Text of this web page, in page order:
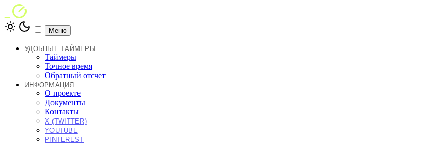
Меню
УДОБНЫЕ ТАЙМЕРЫ
Таймеры
Точное время
Обратный отсчет
ИНФОРМАЦИЯ
О проекте
Документы
Контакты
X (TWITTER)
YOUTUBE
PINTEREST